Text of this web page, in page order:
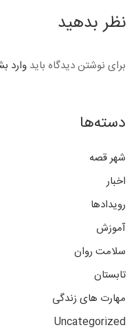
نظر بدهید
برای نوشتن دیدگاه بایدوارد
دسته‌ها
شهر قصه
اخبار
رویدادها
آموزش
سلامت روان
تابستان
مهارت های زندگی
Uncategorized